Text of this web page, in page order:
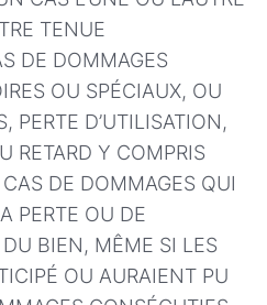
TENUE
DE DOMMAGES
OU SPÉCIAUX, OU
PERTE D’UTILISATION,
RETARD Y COMPRIS
DE DOMMAGES QUI
PERTE OU DE
BIEN, MÊME SI LES
OU AURAIENT PU